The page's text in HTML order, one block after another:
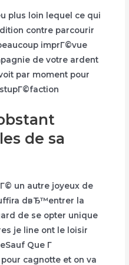
plus loin lequel ce qui
contre parcourir
imprГ©vue
de votre ardent
par moment pour
de sa
un autre joyeux de
dвЂ™entrer la
de se opter unique
je line ont le loisir
Que Г
cagnotte et on va